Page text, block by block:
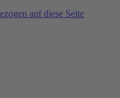
auf diese Seite